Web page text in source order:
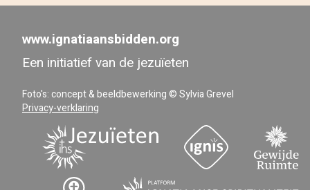
www.ignatiaansbidden.org
Een initiatief van de jezuïeten
Foto's: concept & beeldbewerking © Sylvia Grevel
Privacy-verklaring